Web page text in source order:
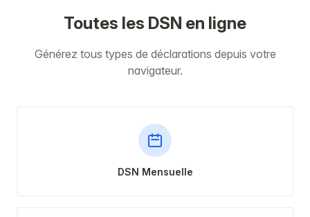
Toutes les DSN en ligne
Générez tous types de déclarations depuis votre
navigateur.
DSN Mensuelle